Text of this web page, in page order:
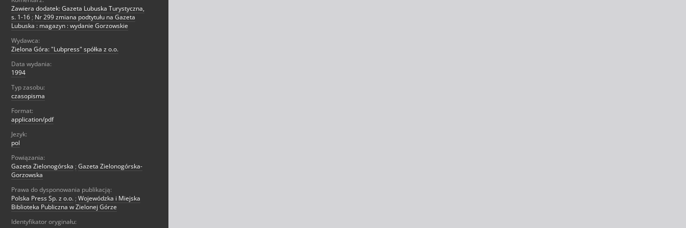
Zawiera dodatek: Gazeta Lubuska Turystyczna,
s. 1-16 ; Nr 299 zmiana podtytułu na Gazeta
Lubuska : magazyn : wydanie Gorzowskie
Wydawca:
Zielona Góra: "Lubpress" spółka z o.o.
Data wydania:
1994
Typ zasobu:
czasopisma
Format:
application/pdf
Jezyk:
pol
Powiązania:
Gazeta Zielonogórska ; Gazeta Zielonogórska-
Gorzowska
Prawa do dysponowania publikacją:
Polska Press Sp. z o.o. ; Wojewódzka i Miejska
Biblioteka Publiczna w Zielonej Górze
Identyfikator oryginału: